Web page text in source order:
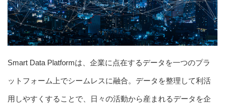
Smart Data Platformは、企業に点在するデータを一つのプラ
ットフォーム上でシームレスに融合。データを整理して利活
用しやすくすることで、日々の活動から産まれるデータを企